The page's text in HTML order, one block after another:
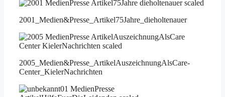
2001_Medien&Presse_Artikel75Jahre_dieholtenauer
2005_Medien&Presse_ArtikelAuszeichnungAlsCare-
Center_KielerNachrichten